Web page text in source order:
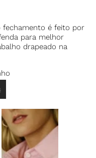
fechamento é feito por
para melhor
drapeado na